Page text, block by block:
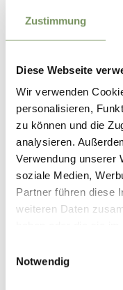
Zustimmung
Diese Webseite
Wir verwenden
personalisieren,
zu können und die
analysieren.
Verwendung unserer
soziale Medien,
Partner führen diese
weiteren Daten
Notwendig
MUSEI